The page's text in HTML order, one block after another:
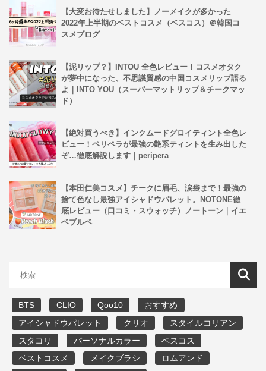
【大変お待たせしました】ノーメイクが多かった
2022年上半期のベストコスメ（ベスコス）＠韓国コ
スメブログ
【泥リップ？】INTOU 全色レビュー！コスメオタク
が夢中になった、不思議質感の中国コスメリップ語る
よ｜INTO YOU（スーパーマットリップ＆チークマッ
ド）
【絶対買うべき】インクムードグロイティント全色レ
ビュー！ペリペラが最強の艶系ティントを生み出した
ぞ…徹底解説します｜peripera
【本田仁美コスメ】チークに眉毛、涙袋まで！最強の
捨て色なし最強アイシャドウパレット。NOTONE徹
底レビュー（口コミ・スウォッチ）ノートーン｜イエ
ベブルベ
BTS CLIO Qoo10
おすすめ
アイシャドウパレット
クリオ
スタイルコリアン
スタコリ
パーソナルカラー
ベスコス
ベストコスメ
メイクブラシ ロムアンド